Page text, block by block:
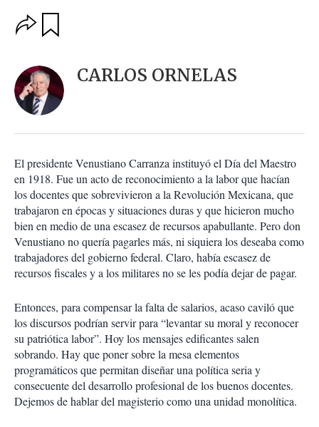
O
p
o
n
e
s
o
m
p
a
r
i
r
a
r
CARLOS ORNELAS
El presidente Venustiano Carranza instituyó el Día del Maestro
en 1918. Fue un acto de reconocimiento a la labor que hacían
los docentes que sobrevivieron a la Revolución Mexicana, que
trabajaron en épocas y situaciones duras y que hicieron mucho
bien en medio de una escasez de recursos apabullante. Pero don
Venustiano no quería pagarles más, ni siquiera los deseaba como
trabajadores del gobierno federal. Claro, había escasez de
recursos fiscales y a los militares no se les podía dejar de pagar.
Entonces, para compensar la falta de salarios, acaso caviló que
los discursos podrían servir para “levantar su moral y reconocer
su patriótica labor”. Hoy los mensajes edificantes salen
sobrando. Hay que poner sobre la mesa elementos
programáticos que permitan diseñar una política seria y
consecuente del desarrollo profesional de los buenos docentes.
Dejemos de hablar del magisterio como una unidad monolítica.